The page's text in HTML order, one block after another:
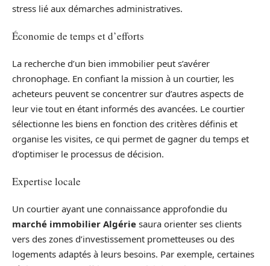
stress lié aux démarches administratives.
Économie de temps et d’efforts
La recherche d’un bien immobilier peut s’avérer
chronophage. En confiant la mission à un courtier, les
acheteurs peuvent se concentrer sur d’autres aspects de
leur vie tout en étant informés des avancées. Le courtier
sélectionne les biens en fonction des critères définis et
organise les visites, ce qui permet de gagner du temps et
d’optimiser le processus de décision.
Expertise locale
Un courtier ayant une connaissance approfondie du
marché immobilier Algérie saura orienter ses clients
vers des zones d’investissement prometteuses ou des
logements adaptés à leurs besoins. Par exemple, certaines